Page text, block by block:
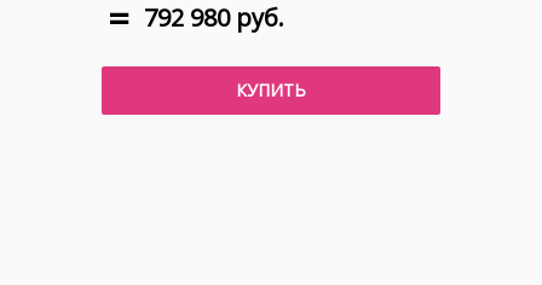
792 980 руб.
КУПИТЬ